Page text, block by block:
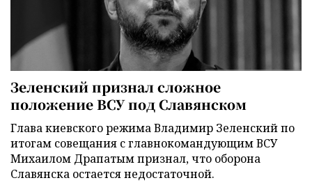
Зеленский признал сложное
положение ВСУ под Славянском
Глава киевского режима Владимир Зеленский по
итогам совещания с главнокомандующим ВСУ
Михаилом Драпатым признал, что оборона
Славянска остается недостаточной.